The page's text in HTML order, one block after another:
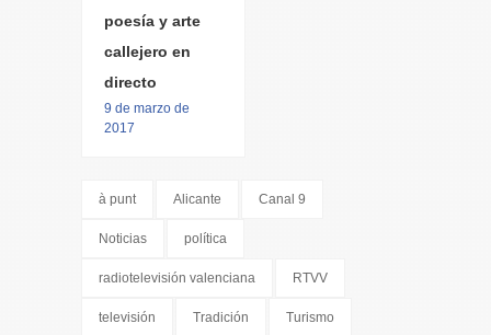
poesía y arte
callejero en
directo
9 de marzo de
2017
à punt Alicante Canal 9
Noticias política
radiotelevisión valenciana RTVV
televisión Tradición Turismo